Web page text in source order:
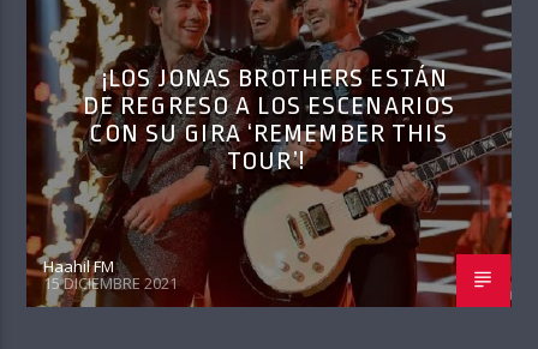
¡LOS JONAS BROTHERS ESTÁN
DE REGRESO A LOS ESCENARIOS
CON SU GIRA ‘REMEMBER THIS
TOUR’!
Haahil FM
15 DICIEMBRE 2021